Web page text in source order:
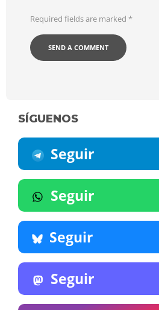
Required fields are marked *
SÍGUENOS
Seguir
Seguir
Seguir
Seguir